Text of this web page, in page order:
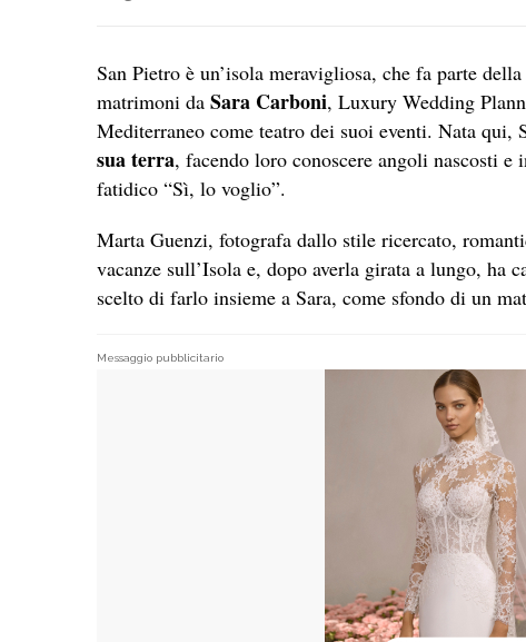
San Pietro è un’isola meravigliosa, che fa parte
matrimoni da Sara Carboni, Luxury Wedding
Mediterraneo come teatro dei suoi eventi. Nata qui,
sua terra, facendo loro conoscere angoli nascosti
fatidico “Sì, lo voglio”.
Marta Guenzi, fotografa dallo stile ricercato,
vacanze sull’Isola e, dopo averla girata a lungo,
scelto di farlo insieme a Sara, come sfondo di un
Messaggio pubblicitario